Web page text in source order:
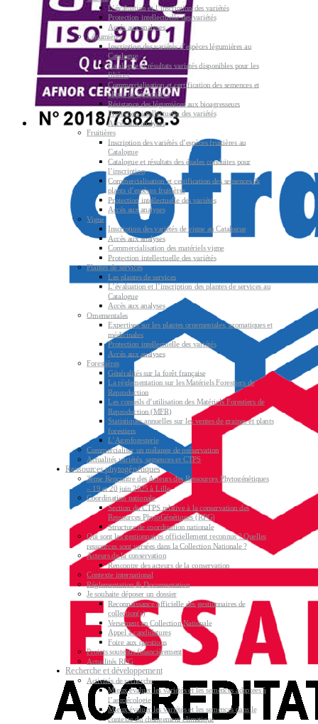
L’évaluation et l’inscription des variétés
Protection intellectuelle des variétés
Accès aux analyses
Légumières
Inscription des variétés d’espèces légumières au
Catalogue
Catalogue et résultats variétés disponibles pour les
filières
Commercialisation et certification des semences et
plants de légumières
Résistance des légumières aux bioagresseurs
Protection intellectuelle des variétés
Accès aux analyses
Fruitières
Inscription des variétés d’espèces fruitières au
Catalogue
Catalogue et résultats des études conduites pour
l’inscription
Commercialisation et certification des semences &
plants d’espèces fruitières
Protection intellectuelle des variétés
Accès aux analyses
Vigne
Inscription des variétés de vigne au Catalogue
Accès aux analyses
Commercialisation des matériels vigne
Protection intellectuelle des variétés
Plantes de services
Les plantes de services
L’évaluation et l’inscription des plantes de services au
Catalogue
Accès aux analyses
Ornementales
Expertises sur les plantes ornementales, aromatiques et
médicinales
Protection intellectuelle des variétés
Accès aux analyses
Forestières
Généralités sur la forêt française
La réglementation sur les Matériels Forestiers de
Reproduction
Les conseils d’utilisation des Matériels Forestiers de
Reproduction (MFR)
Statistiques annuelles sur les ventes de graines et plants
forestiers
L’Agroforesterie
Commercialiser un mélange de préservation
Actualités variétés, semences et CTPS
Ressources phytogénétiques
3ème Rencontre des Acteurs des Ressources Phytogénétiques
– 19 et 20 juin 2025 à Lille
Coordination nationale
Section du CTPS relative à la conservation des
Ressources PhytoGénétiques (RPG)
Structure de coordination nationale
Qui sont les gestionnaires officiellement reconnus ? Quelles
ressources sont versées dans la Collection Nationale ?
Acteurs de la conservation
Rencontre des acteurs de la conservation
Contexte international
Réglementation & Documentation
Je souhaite déposer un dossier
Reconnaissance officielle des gestionnaires de
collection(s)
Versement en Collection Nationale
Appel à candidatures
Foire aux questions
Projets soutenus financièrement
Actualités RPG
Recherche et développement
Activités de recherche
Mieux évaluer les variétés et les semences adaptées à
l’agroécologie
Mieux évaluer les variétés et les semences dans le
contexte du changement climatique